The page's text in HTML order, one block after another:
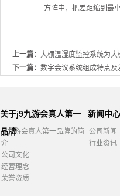
方阵中，把差距缩到最小
上一篇： 大棚温湿度监控系统为大
下一篇： 数字会议系统组成特点及
关于j9九游会真人第一
品牌
j9九游会真人第一品牌的简
介
公司文化
经营理念
荣誉资质
新闻中心
公司新闻
行业资讯